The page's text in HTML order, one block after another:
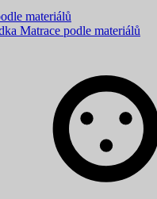
materiálů
Matrace podle materiálů